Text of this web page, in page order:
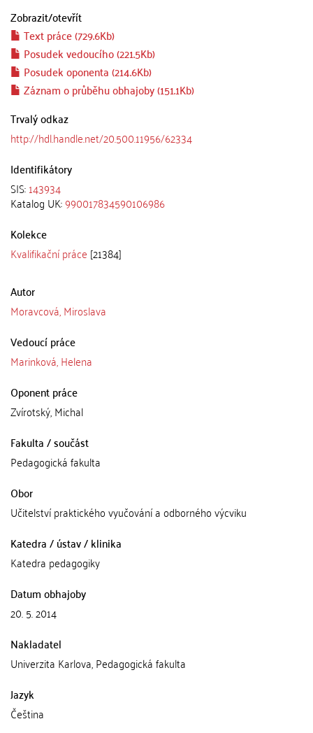
Zobrazit/otevřít
Text práce (729.6Kb)
Posudek vedoucího (221.5Kb)
Posudek oponenta (214.6Kb)
Záznam o průběhu obhajoby (151.1Kb)
Trvalý odkaz
http://hdl.handle.net/20.500.11956/62334
Identifikátory
SIS:143934
Katalog UK:990017834590106986
Kolekce
Kvalifikační práce [21384]
Autor
Moravcová, Miroslava
Vedoucí práce
Marinková, Helena
Oponent práce
Zvírotský, Michal
Fakulta / součást
Pedagogická fakulta
Obor
Učitelství praktického vyučování a odborného výcviku
Katedra / ústav / klinika
Katedra pedagogiky
Datum obhajoby
20. 5. 2014
Nakladatel
Univerzita Karlova, Pedagogická fakulta
Jazyk
Čeština